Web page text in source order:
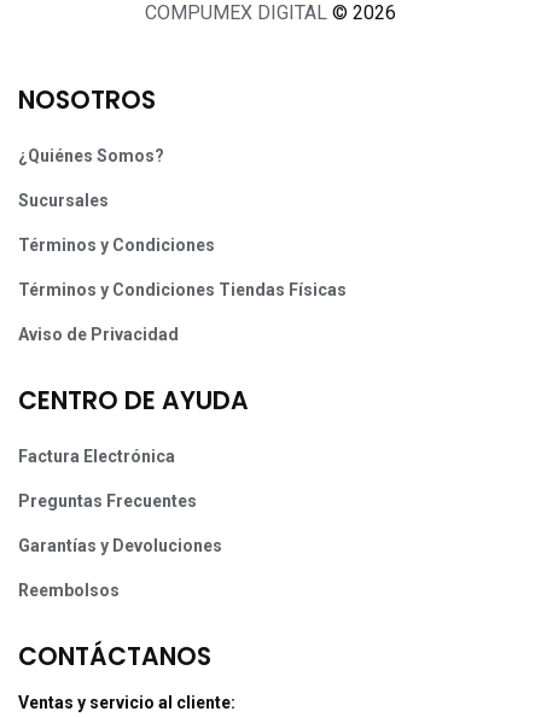
COMPUMEX DIGITAL © 2026
NOSOTROS
¿Quiénes Somos?
Sucursales
Términos y Condiciones
Términos y Condiciones Tiendas Físicas
Aviso de Privacidad
CENTRO DE AYUDA
Factura Electrónica
Preguntas Frecuentes
Garantías y Devoluciones
Reembolsos
CONTÁCTANOS
Ventas y servicio al cliente: